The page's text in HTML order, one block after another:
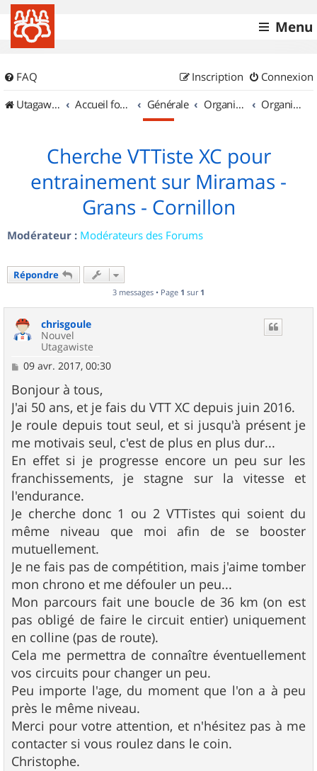
Menu
FAQ Connexion
Inscription
UtagawaVTT (Randos VTT et VTTAE avec traces GPS)
Accueil forum Générale Organisation de sorties & Recherche de partenaires Organisation de sorties en région Provence Alpes Côte d'Azur
Cherche VTTiste XC pour
entrainement sur Miramas -
Grans - Cornillon
Modérateur : Modérateurs des Forums
Répondre
3 messages • Page 1 sur 1
chrisgoule
Nouvel
Utagawiste
M
s
s
a
g
e
09 avr. 2017, 00:30
Bonjour à tous,
J'ai 50 ans, et je fais du VTT XC depuis juin 2016.
Je roule depuis tout seul, et si jusqu'à présent je
me motivais seul, c'est de plus en plus dur...
En effet si je progresse encore un peu sur les
franchissements, je stagne sur la vitesse et
l'endurance.
Je cherche donc 1 ou 2 VTTistes qui soient du
même niveau que moi afin de se booster
mutuellement.
Je ne fais pas de compétition, mais j'aime tomber
mon chrono et me défouler un peu...
Mon parcours fait une boucle de 36 km (on est
pas obligé de faire le circuit entier) uniquement
en colline (pas de route).
Cela me permettra de connaître éventuellement
vos circuits pour changer un peu.
Peu importe l'age, du moment que l'on a à peu
près le même niveau.
Merci pour votre attention, et n'hésitez pas à me
contacter si vous roulez dans le coin.
Christophe.